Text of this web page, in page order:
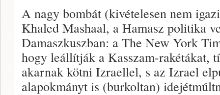
A nagy bombát (kivételesen nem
Khaled Mashaal, a Hamasz politika
Damaszkuszban: a The New York
hogy leállítják a Kasszam-rakétákat,
akarnak kötni Izraellel, s az Izrael
alapokmányt is (burkoltan)